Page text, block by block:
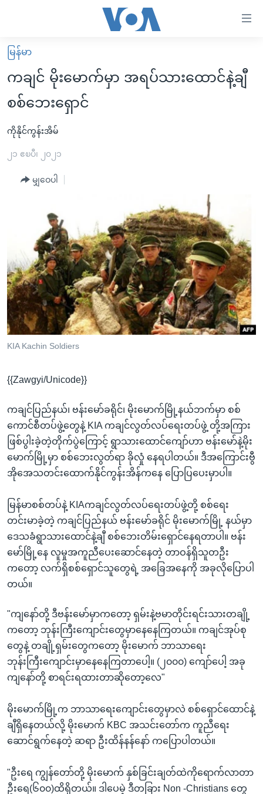
လွယ်ကူ
စေ
သည့်
များ
ပင်မ
အ
ညွန်း
စာမျက်နှာ
သို့
ကျော်
ကြည့်
ရှာဖွေ
နေရာ
သို့
ကျော်
ရန်
မူလစာမျက်နှာ
မြန်မာ
ကမ္ဘာ့သတင်းများ
နိုင်ငံတကာ
အစ္စရေး-ပါလက်စတိုင်း
ဗွီဒီယို
အင်္ဂလိပ်စာလေ့လာမယ်
မကြေးမုံရဲ့ အင်္ဂလိပ်စာ
ရုပ်ရှင်ထဲက အင်္ဂလိပ်စာ
သုတပဒေသာ အင်္ဂလိပ်စာ
တီဗွီ
ရေဒီယိုနှင့်ရုပ်သံ အချက်အလက်များ
ရေဒီယို/တီဗွီအစီအစဉ်
Learning English
ဗွီအိုအေ လူမှုကွန်ယက်များ
မြန်မာ
ကချင် မိုးမောက်မှာ အရပ်သားထောင်နဲ့ချီ
စစ်ဘေးရှောင်
ကိုနိုင်ကွန်းအိမ်
၂၁ ဧၿပီ၊ ၂၀၂၁
မျှဝေပါ
KIA Kachin Soldiers
{{Zawgyi/Unicode}}
ကချင်ပြည်နယ်၊ ဗန်းမော်ခရိုင်၊ မိုးမောက်မြို့နယ်ဘက်မှာ စစ်
ကောင်စီတပ်ဖွဲ့တွေနဲ့ KIA ကချင်လွတ်လပ်ရေးတပ်ဖွဲ့ တို့အကြား
ဖြစ်ပွါးခဲ့တဲ့တိုက်ပွဲကြောင့် ရွာသားထောင်ကျော်ဟာ ဗန်းမော်နဲ့မိုး
မောက်မြို့မှာ စစ်ဘေးလွတ်ရာ ခိုလှုံ နေရပါတယ်။ ဒီအကြောင်းဗွီ
အိုအေသတင်းထောက်နိုင်ကွန်းအိန်ကနေ ပြောပြပေးမှာပါ။
မြန်မာစစ်တပ်နဲ့ KIAကချင်လွတ်လပ်ရေးတပ်ဖွဲ့တို့ စစ်ရေး
တင်းမာခဲ့တဲ့ ကချင်ပြည်နယ် ဗန်းမော်ခရိုင် မိုးမောက်မြို့ နယ်မှာ
ဒေသခံရွာသားထောင်နဲ့ချီ စစ်ဘေးတိမ်းရှောင်နေရတာပါ။ ဗန်း
မော်မြို့နေ လူမှုအကူညီပေးဆောင်နေတဲ့ တာဝန်ရှိသူတဦး
ကတော့ လက်ရှိစစ်ရှောင်သူတွေရဲ့ အခြေအနေကို အခုလိုပြောပါ
တယ်။
"ကျနော်တို့ ဒီဗန်းမော်မှာကတော့ ရှမ်းနဲ့ဗမာတိုင်းရင်းသားတချို့
ကတော့ ဘုန်းကြီးကျောင်းတွေမှာနေနေကြတယ်။ ကချင်အုပ်စု
တွေနဲ့ တချို့ရှမ်းတွေကတော့ မိုးမောက် ဘာသာရေး
ဘုန်းကြီးကျောင်းမှာနေနေကြတာပေါ့။ (၂၀၀၀) ကျော်ပေါ့ အခု
ကျနော်တို့ စာရင်းရထားတာဆိုတော့လေ"
မိုးမောက်မြို့က ဘာသာရေးကျောင်းတွေမှာလဲ စစ်ရှောင်ထောင်နဲ့
ချီရှိနေတယ်လို့ မိုးမောက် KBC အသင်းတော်က ကူညီရေး
ဆောင်ရွက်နေတဲ့ ဆရာ ဦးထိန်နန်နော် ကပြောပါတယ်။
"ဦးရေ ကျွန်တော်တို့ မိုးမောက် နှစ်ခြင်းချတ်ထဲကိုရောက်လာတာ
ဦးရေ(၆၀၀)ထိရှိတယ်။ ဒါပေမဲ့ ဒီတခြား Non -Christians တွေ